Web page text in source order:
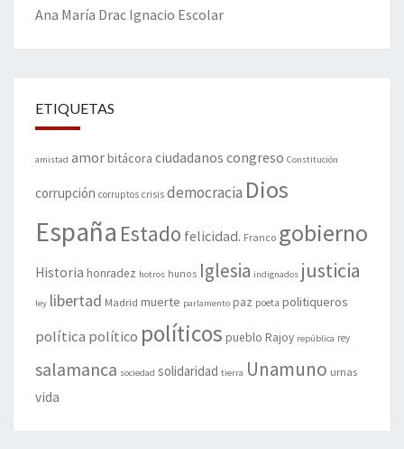
Ana María Drac Ignacio Escolar
ETIQUETAS
amistad amorbitácora ciudadanos congreso Constitución
corrupción corruptos crisis democracia Dios
España Estado felicidad. Franco gobierno
Historia honradez hotros hunos Iglesia indignados justicia
ley libertad Madrid muerte parlamento paz poeta politiqueros
política político políticos pueblo Rajoy república rey
salamanca sociedad solidaridad tierra Unamuno urnas
vida